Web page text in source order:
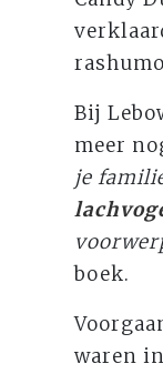
Bij
meer
je
boek.
waren